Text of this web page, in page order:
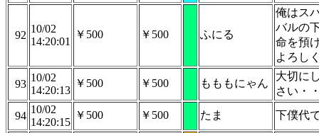
92
10/02
14:20:01
￥500 ￥500 ふにる
俺はス
バルの
命を預
よろし
93
10/02
14:20:13
￥500 ￥500 もももにゃん
大切に
さい・
94
10/02
14:20:15
￥500 ￥500 たま 下僕代